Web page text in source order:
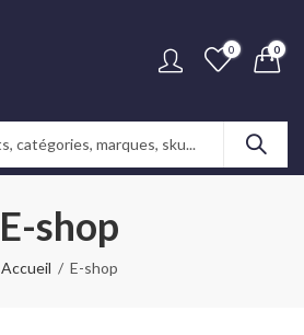
0 0
E-shop
Accueil E-shop